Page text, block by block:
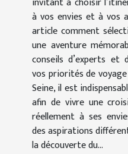
à vos envies et à vos
article comment
une aventure
conseils d’experts et
vos priorités de
Seine, il est
afin de vivre une
réellement à ses
des aspirations
la découverte du...